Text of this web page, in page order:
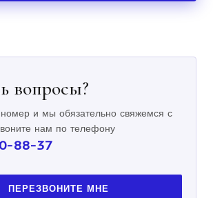
вопросы?
и мы обязательно свяжемся с
нам по телефону
88-37
ПЕРЕЗВОНИТЕ МНЕ